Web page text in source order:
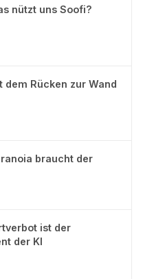
nützt uns Soofi?
dem Rücken zur Wand
braucht der
ist der
der KI